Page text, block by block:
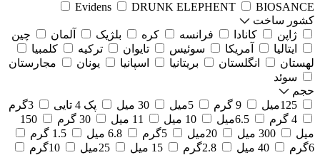
Evidens
DRUNK ELEPHENT
BIOSANCE
کشور ساخت
ژاپن
کانادا فرانسه کره بلژیک آلمان
چین
ایتالیا
آمریکا سوئیس تایوان ترکیه
کلمبیا
لهستان
انگلستان بریتانیا اسپانیا یونان
مجارستان
سوئد
حجم
125میل
9 گرم 5میل 30 میل پک 4 تایی
3گرم
4 گرم
6.5میل 10 میل 11 میل 30 گرم
150
میل
300 میل 20میل 5گرم 6.8 میل
1.5 گرم
6گرم
40 میل 2.8گرم 15 میل 25میل
10گرم